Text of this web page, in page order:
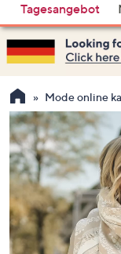
du
heute?
Vorschläge
verfügbar
sind,
verwenden
Sie
die
Pfeiltasten
nach
oben
und
nach
unten
oder
Tagesangebot
Mode online